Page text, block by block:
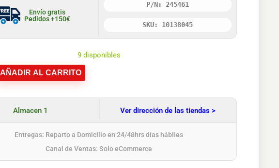
Envío gratis
Pedidos +150€
P/N: 245461
SKU: 10138045
9 disponibles
AÑADIR AL CARRITO
Almacen 1 Ver dirección de las tiendas >
Entregas: Reparto a Domicilio en 24/48hrs días hábiles
Canal de Ventas: Solo eCommerce